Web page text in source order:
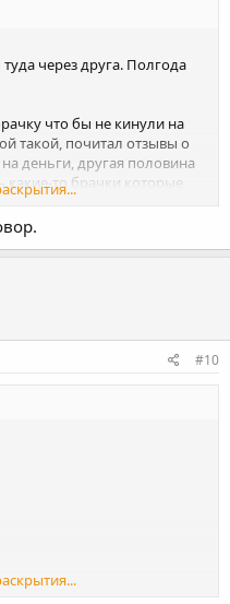
через друга. Полгода
что бы не кинули на
такой, почитал отзывы о
деньги, другая половина
какие-то брачки которые
#10